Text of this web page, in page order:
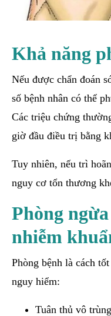
Khả năng
Nếu được chẩn đoán
số bệnh nhân có thể
Các triệu chứng
giờ đầu điều trị bằng
Tuy nhiên, nếu trì
nguy cơ tổn thương
Phòng
nhiễm
Phòng bệnh là cách
nguy hiểm:
Tuân thủ vô